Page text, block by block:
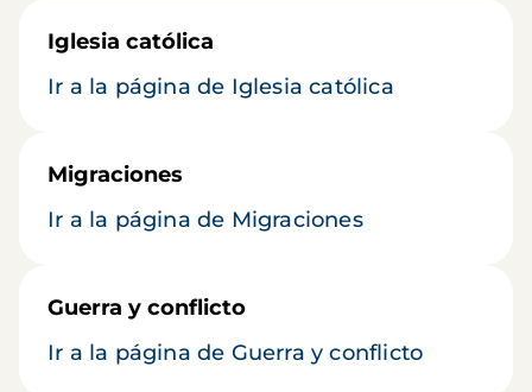
Iglesia católica
Ir a la página de Iglesia católica
Migraciones
Ir a la página de Migraciones
Guerra y conflicto
Ir a la página de Guerra y conflicto